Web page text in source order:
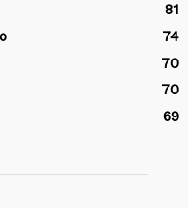
81
74
70
70
69